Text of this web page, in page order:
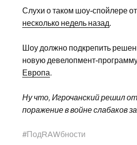
Слухи о таком шоу-спойлере
несколько недель назад.
Шоу должно подкрепить
новую девелопмент-
Европа.
Ну что, Игрочанский решил
поражение в войне слабаков
#ПодRAWбности